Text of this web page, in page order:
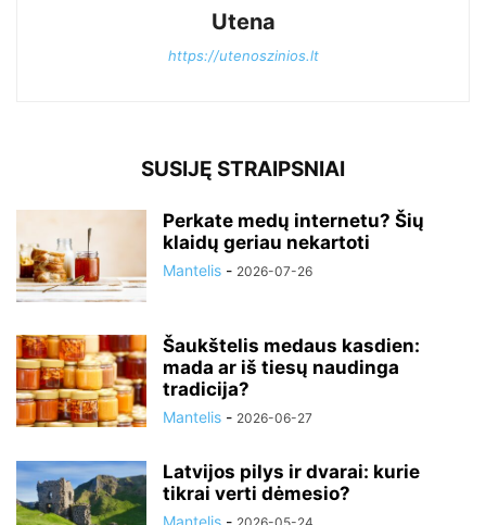
Utena
https://utenoszinios.lt
SUSIJĘ STRAIPSNIAI
Perkate medų internetu? Šių
klaidų geriau nekartoti
Mantelis - 2026-07-26
Šaukštelis medaus kasdien:
mada ar iš tiesų naudinga
tradicija?
Mantelis - 2026-06-27
Latvijos pilys ir dvarai: kurie
tikrai verti dėmesio?